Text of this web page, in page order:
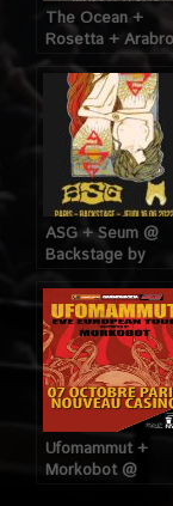
The Ocean +
Rosetta +
@ O’Sullivans
Backstage By The
Mills (Paris), le 1er
Novembre 2018
ASG + Seum @
Backstage by
The MIll (Paris),
16 Juin 2022
Ufomammut +
Morkobot @